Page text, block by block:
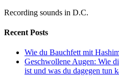
Recording sounds in D.C.
Recent Posts
Wie du Bauchfett mit
Geschwollene Augen: Wie
ist und was du dagegen tun